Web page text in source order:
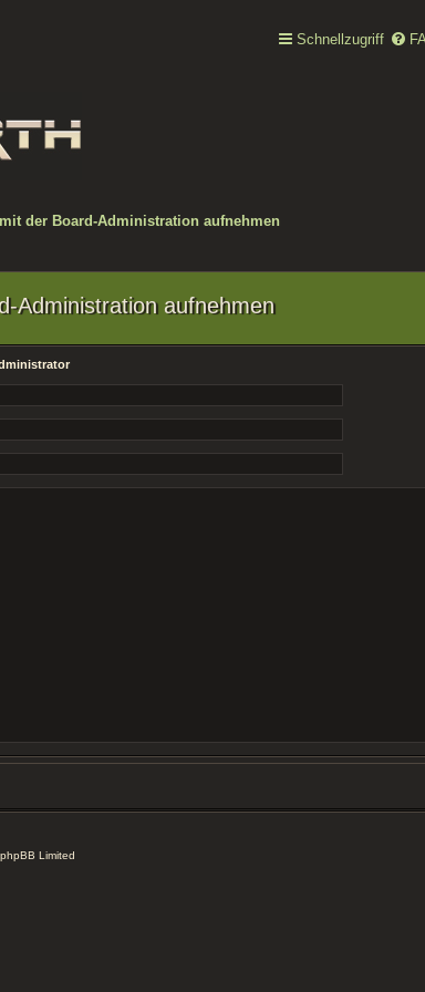
Schnellzugriff
der Board-Administration aufnehmen
Administration aufnehmen
Limited